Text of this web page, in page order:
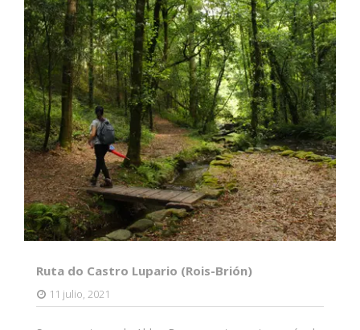
Ruta do Castro Lupario (Rois-Brión)
11 julio, 2021